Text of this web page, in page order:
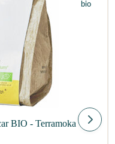
BIO - Terramoka